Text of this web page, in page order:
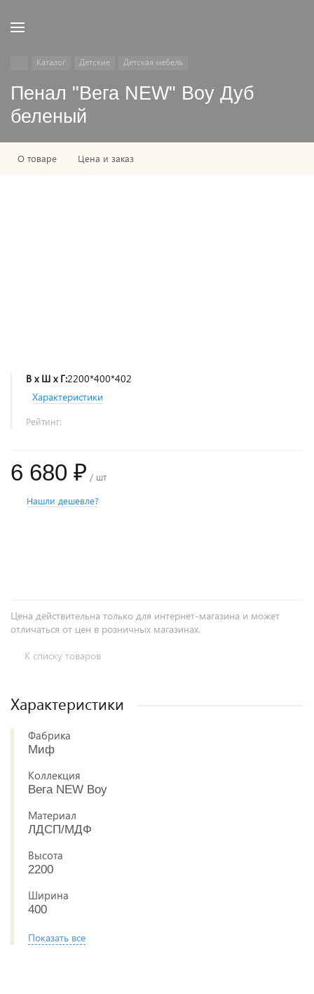
Каталог Детские Детская мебель
Пенал "Вега NEW" Boy Дуб
беленый
О товаре Цена и заказ
В х Ш х Г:2200*400*402
Характеристики
Рейтинг:
6 680 ₽ / шт
Нашли дешевле?
Цена действительна только для интернет-магазина и может
отличаться от цен в розничных магазинах.
К списку товаров
Характеристики
Фабрика
Миф
Коллекция
Вега NEW Boy
Материал
ЛДСП/МДФ
Высота
2200
Ширина
400
Показать все